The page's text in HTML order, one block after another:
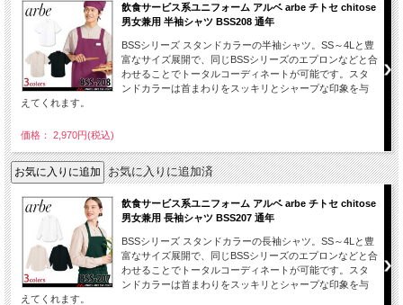
飲食サービス系ユニフォーム アルベ arbe チトセ chitose
男女兼用 半袖シャツ BSS208 通年
BSSシリーズ スタンドカラーの半袖シャツ。SS～4Lと豊
富なサイズ展開で、同じBSSシリーズのエプロンなどと合
わせることでトータルコーディネートが可能です。スタ
ンドカラーは首まわりをスッキリとシャープな印象を与
えてくれます。
価格： 2,970円(税込)
お気に入りに追加済
飲食サービス系ユニフォーム アルベ arbe チトセ chitose
男女兼用 長袖シャツ BSS207 通年
BSSシリーズ スタンドカラーの長袖シャツ。SS～4Lと豊
富なサイズ展開で、同じBSSシリーズのエプロンなどと合
わせることでトータルコーディネートが可能です。スタ
ンドカラーは首まわりをスッキリとシャープな印象を与
えてくれます。